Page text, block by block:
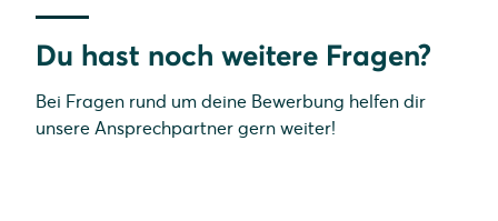
Du hast noch weitere Fragen?
Bei Fragen rund um deine Bewerbung helfen dir
unsere Ansprechpartner gern weiter!